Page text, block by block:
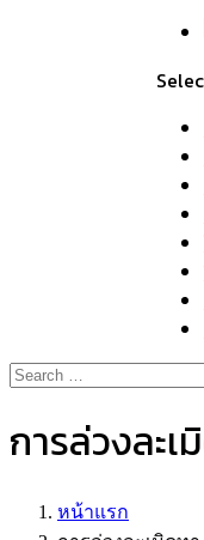
การล่วงละ
หน้าแรก